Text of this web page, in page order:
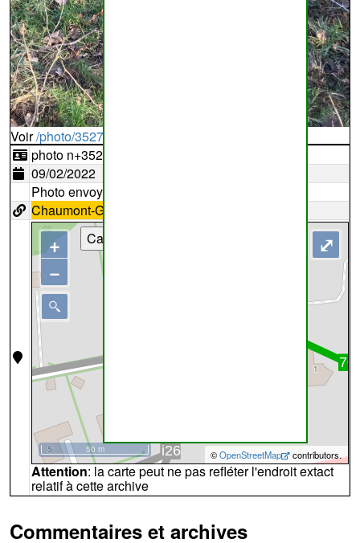
Voir/photo/352737?typ=d
photo n+352737
09/02/2022
Photo envoyée par
Chaumont-Gistoux
©OpenStreetMap contributors.
50 m
+
−
⤢
Cartes
Attention: la carte peut ne pas refléter l'endroit extact
relatif à cette archive
Commentaires et archives